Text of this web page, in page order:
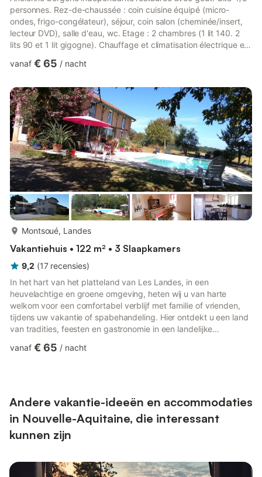
personnes. Rez-de-chaussée : coin cuisine équipé (micro-
ondes, frigo-congélateur), séjour, coin salon (cheminée/insert,
lecteur DVD), salle d'eau, wc. Etage : 2 chambres (1 lit 140. 2
lits 90 et 1 lit gigogne). Chauffage et climatisation électrique en
location draps + linge de toilette. Terrasse, terrain clos. Salon
départ du gîte. Site calme et ombragé en bordure de rivière
poissonneuse (truites) à 500 m du ...
vanaf € 65 / nacht
Montsoué, Landes
Vakantiehuis • 122 m² • 3 Slaapkamers
9,2 (17 recensies)
In het hart van het platteland van Les Landes, in een
heuvelachtige en groene omgeving, heten wij u van harte
welkom voor een comfortabel verblijf met familie of vrienden,
tijdens uw vakantie of spabehandeling. Hier ontdekt u een land
van tradities, feesten en gastronomie in een landelijke
afstand, wordt gedeeld met de eigenaren en een tweede gîte
verdeeld over...
vanaf € 65 / nacht
Andere vakantie-ideeën en accommodaties
in Nouvelle-Aquitaine, die interessant
kunnen zijn